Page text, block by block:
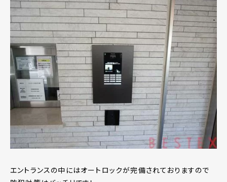
エントランスの中にはオートロックが完備されておりますので